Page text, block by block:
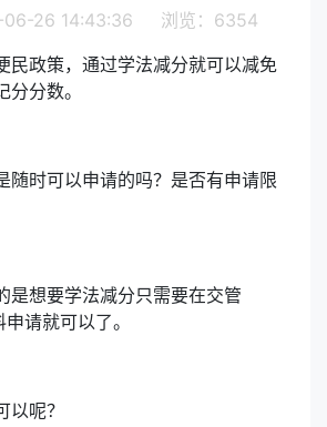
06-26 14:43:36 浏览：6354
民政策，通过学法减分就可以减免
分数。
随时可以申请的吗？是否有申请限
是想要学法减分只需要在交管
请就可以了。
以呢？